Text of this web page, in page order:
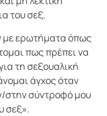
του σεξ.
με ερωτήματα όπως
πως πρέπει να
τη σεξουαλική
άγχος όταν
στην σύντροφό μου
σεξ».